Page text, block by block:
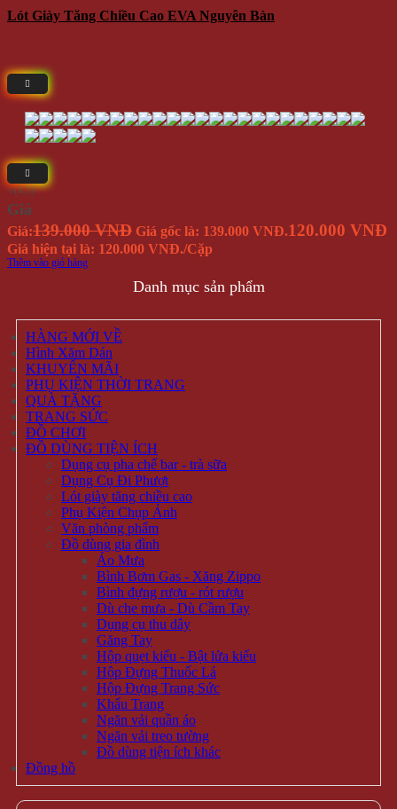
Lót Giày Tăng Chiều Cao EVA Nguyên Bàn
⭐(4.5)
Giá
Giá:139.000 VNĐ Giá gốc là: 139.000 VNĐ.120.000 VNĐ
Giá hiện tại là: 120.000 VNĐ./Cặp
Thêm vào giỏ hàng
Danh mục sản phẩm
HÀNG MỚI VỀ
Hình Xăm Dán
KHUYẾN MÃI
PHỤ KIỆN THỜI TRANG
QUÀ TẶNG
TRANG SỨC
ĐỒ CHƠI
ĐỒ DÙNG TIỆN ÍCH
Dụng cụ pha chế bar - trà sữa
Dụng Cụ Đi Phượt
Lót giày tăng chiều cao
Phụ Kiện Chụp Ảnh
Văn phòng phẩm
Đồ dùng gia đình
Áo Mưa
Bình Bơm Gas - Xăng Zippo
Bình đựng rượu - rót rượu
Dù che mưa - Dù Cầm Tay
Dụng cụ thu dây
Găng Tay
Hộp quẹt kiểu - Bật lửa kiểu
Hộp Đựng Thuốc Lá
Hộp Đựng Trang Sức
Khẩu Trang
Ngăn vải quần áo
Ngăn vải treo tường
Đồ dùng tiện ích khác
Đồng hồ